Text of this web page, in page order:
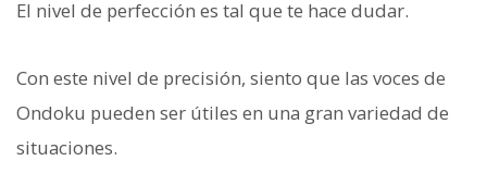
El nivel de perfección es tal que te hace dudar.
Con este nivel de precisión, siento que las voces de
Ondoku pueden ser útiles en una gran variedad de
situaciones.